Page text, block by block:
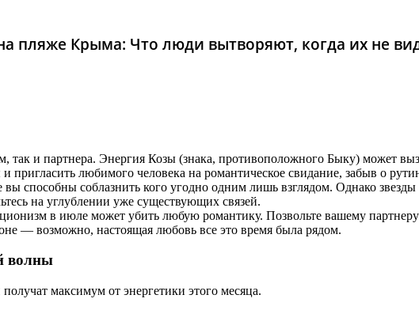
пляже Крыма: Что люди вытворяют, когда их не
так и партнера. Энергия Козы (знака, противоположного Быку) может
любимого человека на романтическое свидание, забыв о
способны соблазнить кого угодно одним лишь взглядом. Однако
на углублении уже существующих связей.
в июле может убить любую романтику. Позвольте вашему
— возможно, настоящая любовь все это время была рядом.
волны
максимум от энергетики этого месяца.